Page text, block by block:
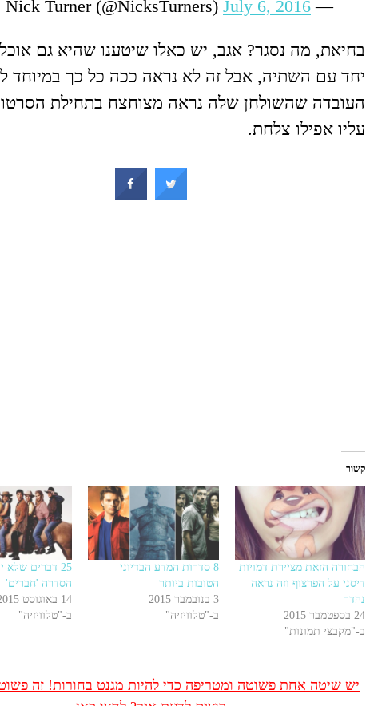
— Nick Turner (@NicksTurners)
July 6, 2016
בחיאת, מה נסגר? אגב, יש כאלו שיטענו שהיא גם
יחד עם השתיה, אבל זה לא נראה ככה כל כך במיוחד
העובדה שהשולחן שלה נראה מצוחצח בתחילת הסרטון
עליו אפילו צלחת.
קשור
הבחורה הזאת מציירת דמויות
דיסני על הפרצוף וזה נראה
נהדר
24 בספטמבר 2015
ב-"מקבצי תמונות"
8 סדרות המדע הבדיוני
הטובות ביותר
3 בנובמבר 2015
ב-"טלוויזיה"
25 דברים
הסדרה 'חברים'
14 באוגוסט 2015
ב-"טלוויזיה"
יש שיטה אחת פשוטה ומטריפה כדי להיות מגנט בחורות! זה